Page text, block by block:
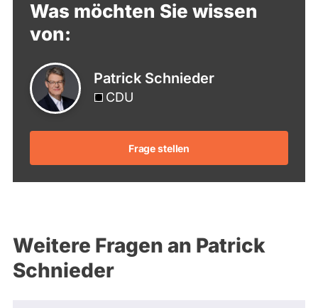
Was möchten Sie wissen
von:
Patrick Schnieder
CDU
Frage stellen
Weitere Fragen an Patrick
Schnieder